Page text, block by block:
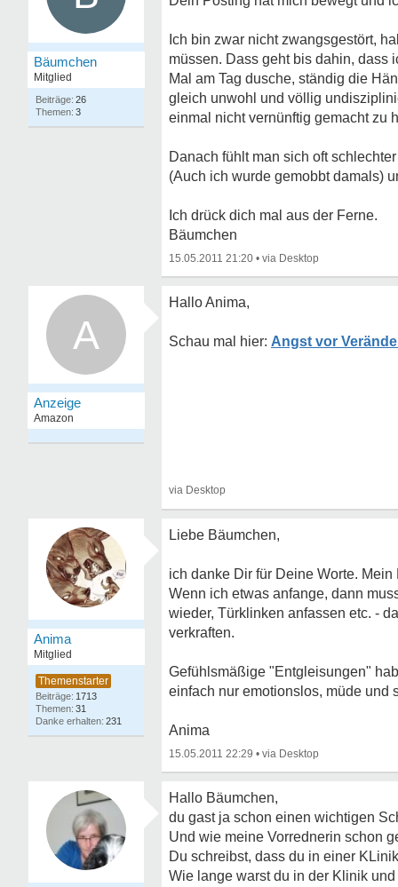
Bäumchen
Mitglied
26
3
Ich bin zwar nicht zwangsgestört,
müssen. Dass geht bis dahin, dass
Mal am Tag dusche, ständig die
gleich unwohl und völlig
einmal nicht vernünftig gemacht zu
Danach fühlt man sich oft
(Auch ich wurde gemobbt damals)
Ich drück dich mal aus der Ferne.
Bäumchen
15.05.2011 21:20 •
A
Hallo Anima,
Angst vor
Anima
Mitglied
1713
31
231
Liebe Bäumchen,
ich danke Dir für Deine Worte.
Wenn ich etwas anfange, dann
wieder, Türklinken anfassen etc. -
verkraften.
Gefühlsmäßige "Entgleisungen"
einfach nur emotionslos, müde und
Anima
15.05.2011 22:29 •
Hallo Bäumchen,
du gast ja schon einen wichtigen
Und wie meine Vorrednerin schon
Du schreibst, dass du in einer
Wie lange warst du in der Klinik